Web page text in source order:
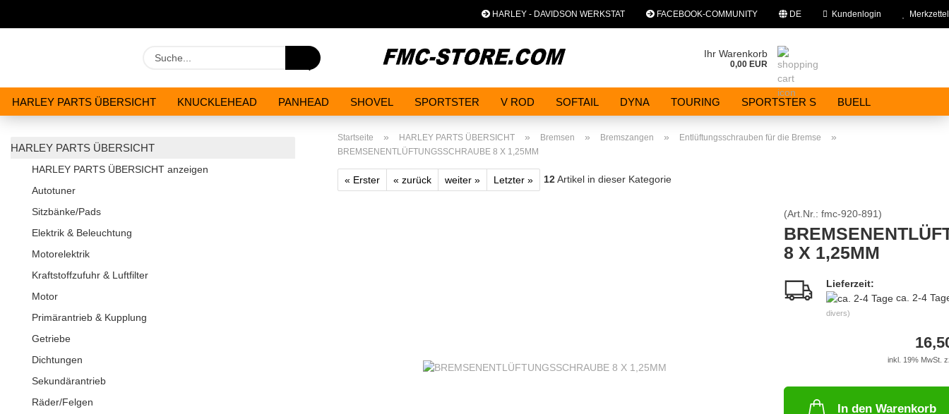
HARLEY - DAVIDSON WERKSTAT FACEBOOK-COMMUNITY DE
Sprache auswählen
Kundenlogin Merkzettel
Suche... Ihr Warenkorb
0,00 EUR
HARLEY PARTS ÜBERSICHT KNUCKLEHEAD PANHEAD SHOVEL SPORTSTER V ROD SOFTAIL DYNA TOURING SPORTSTER S BUELL
Startseite » HARLEY PARTS ÜBERSICHT » Bremsen » Bremszangen » Entlüftungsschrauben für die Bremse »
BREMSENENTLÜFTUNGSSCHRAUBE 8 X 1,25MM
« Erster « zurück weiter » Letzter » 12Artikel in dieser Kategorie
(Art.Nr.: fmc-920-891)
8 X 1,25MM
Lieferzeit:
ca. 2-4
divers)
inkl. 19% MwSt.
In den Warenkorb
HARLEY PARTS ÜBERSICHT
HARLEY PARTS ÜBERSICHT anzeigen
Autotuner
Sitzbänke/Pads
Elektrik & Beleuchtung
Motorelektrik
Kraftstoffzufuhr & Luftfilter
Motor
Primärantrieb & Kupplung
Getriebe
Dichtungen
Sekundärantrieb
Räder/Felgen